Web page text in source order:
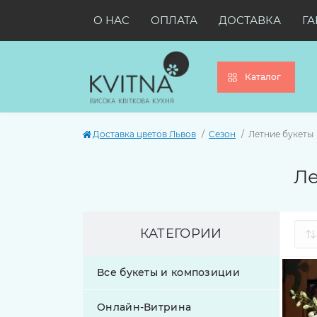
О НАС ОПЛАТА ДОСТАВКА
Каталог
Доставка цветов Львов Сезон Летние букеты
КАТЕГОРИИ
Все букеты и композиции
Онлайн-Витрина